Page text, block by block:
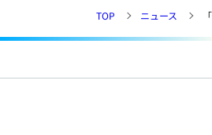
TOP ニュース